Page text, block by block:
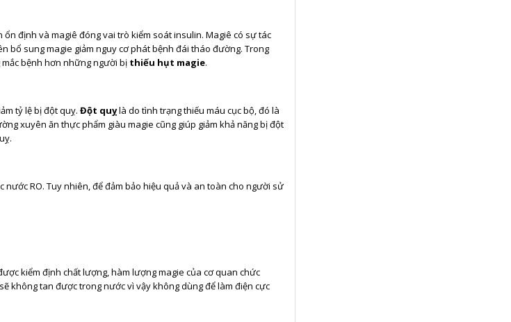
định và magiê đóng vai trò kiểm soát insulin. Magiê có sự tác
bổ sung magie giảm nguy cơ phát bệnh đái tháo đường. Trong
bệnh hơn những người bị thiếu hụt magie.
tỷ lệ bị đột quỵ. Đột quỵlà do tình trạng thiếu máu cục bộ, đó là
xuyên ăn thực phẩm giàu magie cũng giúp giảm khả năng bị đột
RO. Tuy nhiên, để đảm bảo hiệu quả và an toàn cho người sử
kiểm định chất lượng, hàm lượng magie của cơ quan chức
không tan được trong nước vì vậy không dùng để làm điện cực